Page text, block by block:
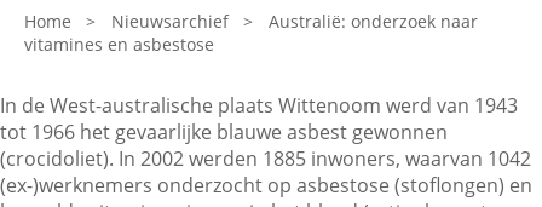
Onze organisatie
Veelgestelde vragen
Home > Nieuwsarchief >
Australië: onderzoek naar
vitamines en asbestose
In de West-australische plaats Wittenoom werd van 1943
tot 1966 het gevaarlijke blauwe asbest gewonnen
(crocidoliet). In 2002 werden 1885 inwoners, waarvan 1042
(ex-)werknemers onderzocht op asbestose (stoflongen) en